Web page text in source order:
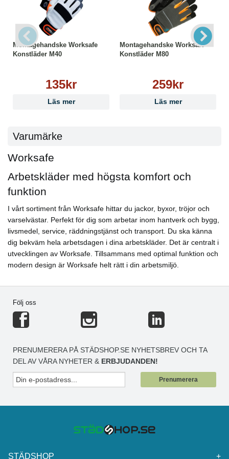
EN 511:2006 11X
EN-ISO 21420:2020
EN 388:2016 +A1:2018 2121X
Teknologi:
● Färgkodad
Godkännanden & Klassificeringar:
Category II
Montagehandske Worksafe
Konstläder M40
135kr
Läs mer
Montagehandske Worksafe
Konstläder M80
259kr
Läs mer
Varumärke
Worksafe
Arbetskläder med högsta komfort och
funktion
I vårt sortiment från Worksafe hittar du jackor, byxor, tröjor och
varselvästar. Perfekt för dig som arbetar inom hantverk och bygg,
livsmedel, service, räddningstjänst och transport. Du ska känna
dig bekväm hela arbetsdagen i dina arbetskläder. Det är centralt i
utvecklingen av Worksafe. Tillsammans med optimal funktion och
modern design är Worksafe helt rätt i din arbetsmiljö.
Följ oss
PRENUMERERA PÅ STÄDSHOP.SE NYHETSBREV OCH TA
DEL AV VÅRA NYHETER & ERBJUDANDEN!
Prenumerera
STÄDSHOP +